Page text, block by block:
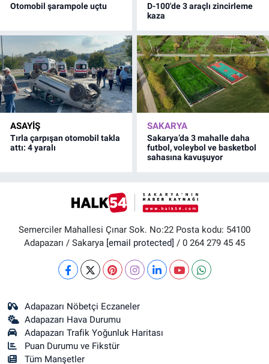
Otomobil şarampole uçtu
D-100'de 3 araçlı zincirleme
kaza
ASAYİŞ
Tırla çarpışan otomobil takla
attı: 4 yaralı
SAKARYA
Sakarya’da 3 mahalle daha
futbol, voleybol ve basketbol
sahasına kavuşuyor
Semerciler Mahallesi Çınar Sok. No:22 Posta kodu: 54100
Adapazarı / Sakarya [email protected] / 0 264 279 45 45
Adapazarı Nöbetçi Eczaneler
Adapazarı Hava Durumu
Adapazarı Trafik Yoğunluk Haritası
Puan Durumu ve Fikstür
Tüm Manşetler